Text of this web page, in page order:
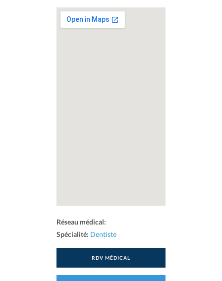
Réseau médical:
Spécialité: Dentiste
RDV MÉDICAL